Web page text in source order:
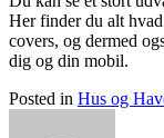
Her finder du alt
covers, og dermed
dig og din mobil.
Posted in Hus og